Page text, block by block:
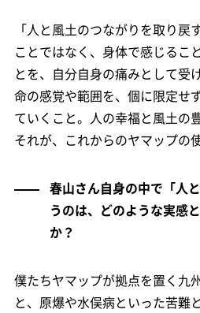
「人と風土のつながりを取り戻
ことではなく、身体で感じるこ
とを、自分自身の痛みとして受
命の感覚や範囲を、個に限定せ
ていくこと。人の幸福と風土の
それが、これからのヤマップの
春山さん自身の中で「人
うのは、どのような実感
か？
僕たちヤマップが拠点を置く九
と、原爆や水俣病といった苦難